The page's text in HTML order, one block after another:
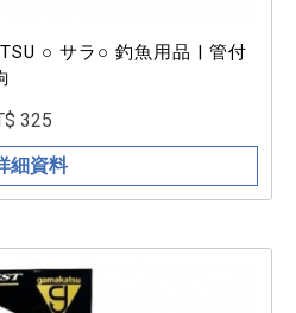
○ サラ○ 釣魚用品 | 管付
325
細資料